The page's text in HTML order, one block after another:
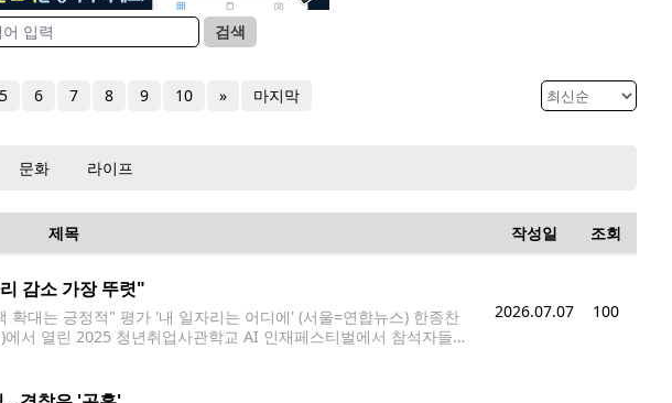
검색
5 6 7 8 9 10 » 마지막
문화 라이프
제목 작성일 조회
감소 가장 뚜렷"
대는 긍정적" 평가 '내 일자리는 어디에' (서울=연합뉴스) 한종찬
서 열린 2025 청년취업사관학교 AI 인재페스티벌에서 참석자들이
2026.07.07 100